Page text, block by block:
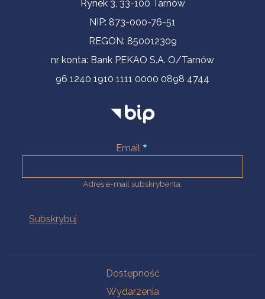
Rynek 3, 33-100 Tarnów
NIP: 873-000-76-51
REGON: 850012309
nr konta: Bank PEKAO S.A. O/Tarnów
96 1240 1910 1111 0000 0898 4744
Email
Adres e-mail subskrybenta.
Dostępność
Wydarzenia